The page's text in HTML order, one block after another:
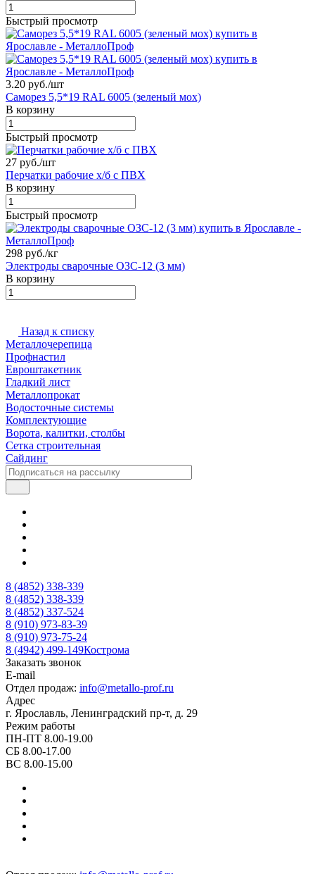
Быстрый просмотр
3.20 руб./шт
Саморез 5,5*19 RAL 6005 (зеленый мох)
В корзину
Быстрый просмотр
27 руб./шт
Перчатки рабочие х/б с ПВХ
В корзину
Быстрый просмотр
298 руб./кг
Электроды сварочные ОЗС-12 (3 мм)
В корзину
Назад к списку
Металлочерепица
Профнастил
Евроштакетник
Гладкий лист
Металлопрокат
Водосточные системы
Комплектующие
Ворота, калитки, столбы
Сетка строительная
Сайдинг
8 (4852) 338-339
8 (4852) 338-339
8 (4852) 337-524
8 (910) 973-83-39
8 (910) 973-75-24
8 (4942) 499-149Кострома
Заказать звонок
E-mail
Отдел продаж: info@metallo-prof.ru
Адрес
г. Ярославль, Ленинградский пр-т, д. 29
Режим работы
ПН-ПТ 8.00-19.00
СБ 8.00-17.00
ВС 8.00-15.00